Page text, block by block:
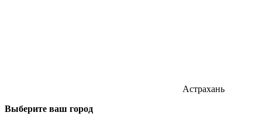
Астрахань
Выберите ваш город